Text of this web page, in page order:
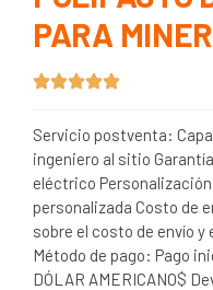
PARA
Servicio postventa:
ingeniero al sitio
eléctrico
personalizada Costo de
sobre el costo de envío
Método de pago: Pago
DÓLAR AMERICANO$